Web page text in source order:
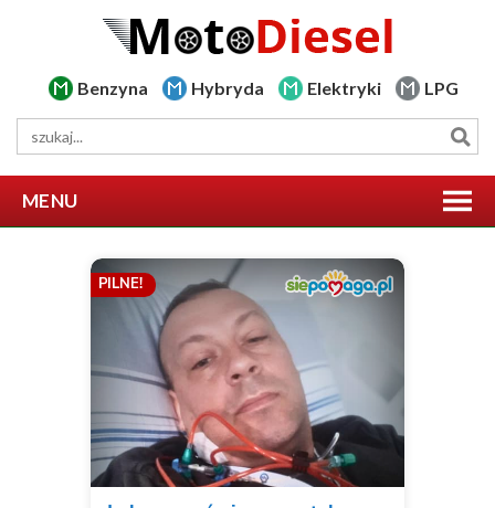
Benzyna Hybryda Elektryki LPG
MENU